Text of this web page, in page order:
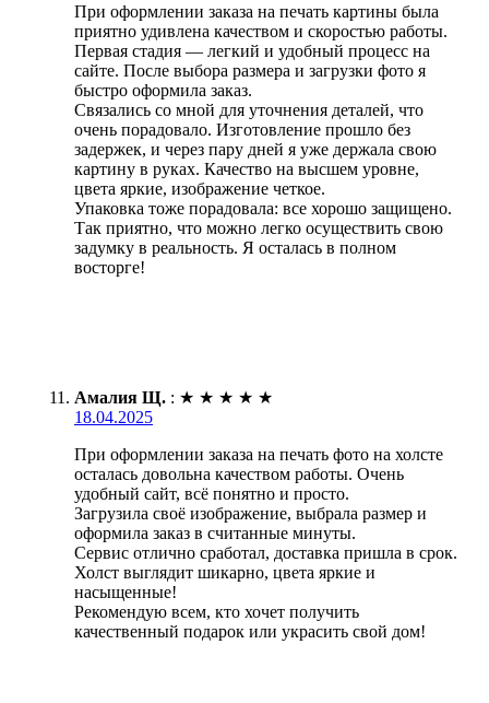
При оформлении заказа на печать картины была
приятно удивлена качеством и скоростью работы.
Первая стадия — легкий и удобный процесс на
сайте. После выбора размера и загрузки фото я
быстро оформила заказ.
Связались со мной для уточнения деталей, что
очень порадовало. Изготовление прошло без
задержек, и через пару дней я уже держала свою
картину в руках. Качество на высшем уровне,
цвета яркие, изображение четкое.
Упаковка тоже порадовала: все хорошо защищено.
Так приятно, что можно легко осуществить свою
задумку в реальность. Я осталась в полном
восторге!
Амалия Щ. : ★ ★ ★ ★ ★
18.04.2025
При оформлении заказа на печать фото на холсте
осталась довольна качеством работы. Очень
удобный сайт, всё понятно и просто.
Загрузила своё изображение, выбрала размер и
оформила заказ в считанные минуты.
Сервис отлично сработал, доставка пришла в срок.
Холст выглядит шикарно, цвета яркие и
насыщенные!
Рекомендую всем, кто хочет получить
качественный подарок или украсить свой дом!